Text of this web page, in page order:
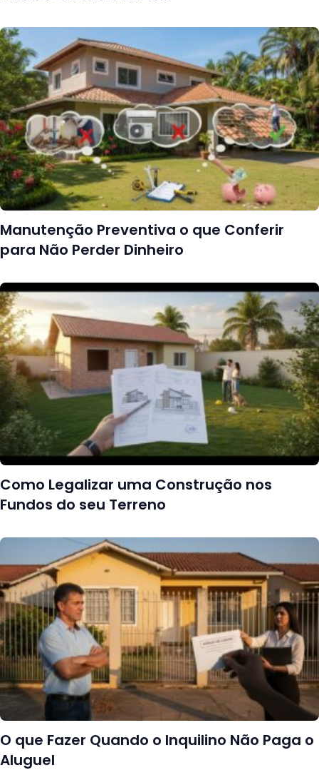
Manutenção Preventiva o que Conferir
para Não Perder Dinheiro
Como Legalizar uma Construção nos
Fundos do seu Terreno
O que Fazer Quando o Inquilino Não Paga o
Aluguel